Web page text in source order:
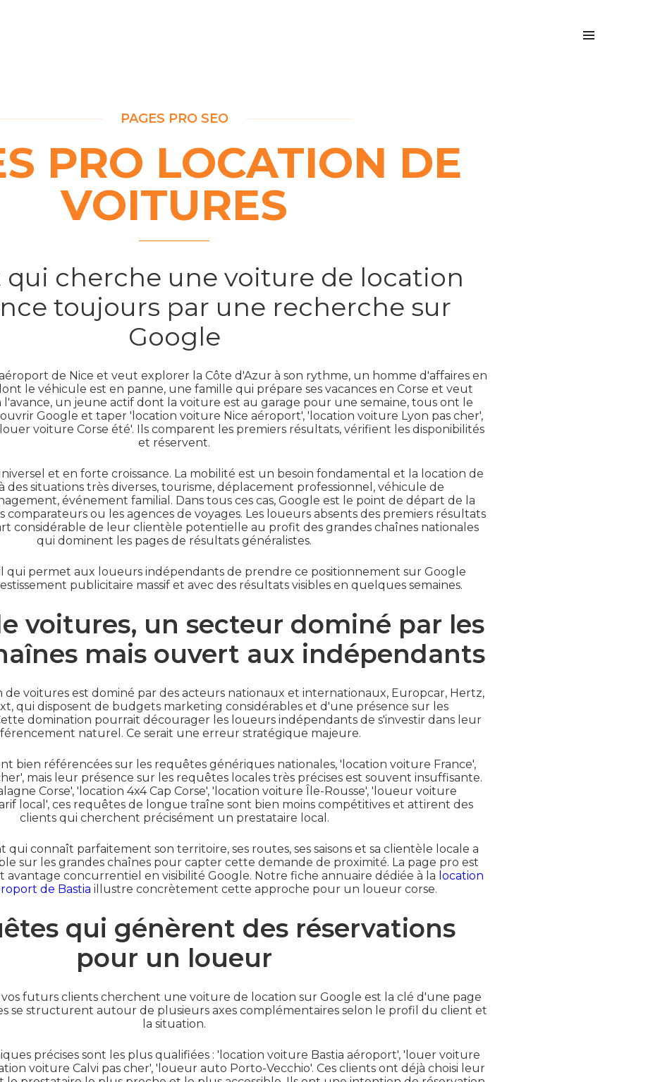
PAGES PRO SEO
PRO LOCATION DE
VOITURES
qui cherche une voiture de location
toujours par une recherche sur
Google
de Nice et veut explorer la Côte d'Azur à son rythme, un homme d'affaires en
le véhicule est en panne, une famille qui prépare ses vacances en Corse et veut
un jeune actif dont la voiture est au garage pour une semaine, tous ont le
Google et taper 'location voiture Nice aéroport', 'location voiture Lyon pas cher',
voiture Corse été'. Ils comparent les premiers résultats, vérifient les disponibilités
et réservent.
et en forte croissance. La mobilité est un besoin fondamental et la location de
des situations très diverses, tourisme, déplacement professionnel, véhicule de
événement familial. Dans tous ces cas, Google est le point de départ de la
comparateurs ou les agences de voyages. Les loueurs absents des premiers résultats
considérable de leur clientèle potentielle au profit des grandes chaînes nationales
qui dominent les pages de résultats généralistes.
qui permet aux loueurs indépendants de prendre ce positionnement sur Google
publicitaire massif et avec des résultats visibles en quelques semaines.
voitures, un secteur dominé par les
mais ouvert aux indépendants
de voitures est dominé par des acteurs nationaux et internationaux, Europcar, Hertz,
qui disposent de budgets marketing considérables et d'une présence sur les
domination pourrait décourager les loueurs indépendants de s'investir dans leur
naturel. Ce serait une erreur stratégique majeure.
bien référencées sur les requêtes génériques nationales, 'location voiture France',
mais leur présence sur les requêtes locales très précises est souvent insuffisante.
Corse', 'location 4x4 Cap Corse', 'location voiture Île-Rousse', 'loueur voiture
local', ces requêtes de longue traîne sont bien moins compétitives et attirent des
clients qui cherchent précisément un prestataire local.
connaît parfaitement son territoire, ses routes, ses saisons et sa clientèle locale a
sur les grandes chaînes pour capter cette demande de proximité. La page pro est
avantage concurrentiel en visibilité Google. Notre fiche annuaire dédiée à la location
de Bastia illustre concrètement cette approche pour un loueur corse.
qui génèrent des réservations
pour un loueur
futurs clients cherchent une voiture de location sur Google est la clé d'une page
se structurent autour de plusieurs axes complémentaires selon le profil du client et
la situation.
précises sont les plus qualifiées : 'location voiture Bastia aéroport', 'louer voiture
voiture Calvi pas cher', 'loueur auto Porto-Vecchio'. Ces clients ont déjà choisi leur